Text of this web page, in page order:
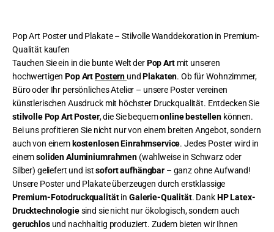
Pop Art Poster und Plakate – Stilvolle Wanddekoration in Premium-
Qualität kaufen
Tauchen Sie ein in die bunte Welt derPop Artmit unseren
hochwertigenPop ArtPostern undPlakaten. Ob für Wohnzimmer,
Büro oder Ihr persönliches Atelier – unsere Poster vereinen
künstlerischen Ausdruck mit höchster Druckqualität. Entdecken Sie
stilvolle Pop Art Poster, die Sie bequemonline bestellen können.
Bei uns profitieren Sie nicht nur von einem breiten Angebot, sondern
auch von einem kostenlosen Einrahmservice. Jedes Poster wird in
einemsoliden Aluminiumrahmen(wahlweise in Schwarz oder
Silber) geliefert und istsofort aufhängbar – ganz ohne Aufwand!
Unsere Poster und Plakate überzeugen durch erstklassige
Premium-Fotodruckqualitätin Galerie-Qualität. DankHP Latex-
Drucktechnologiesind sie nicht nur ökologisch, sondern auch
geruchlosund nachhaltig produziert. Zudem bieten wir Ihnen